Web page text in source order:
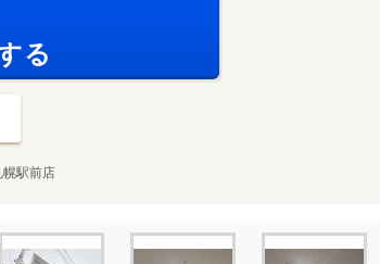
る
駅前店